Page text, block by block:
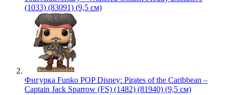
(1033) (83091) (9,5 см)
Фигурка Funko POP Disney: Pirates of the Caribbean –
Captain Jack Sparrow (FS) (1482) (81940) (9,5 см)